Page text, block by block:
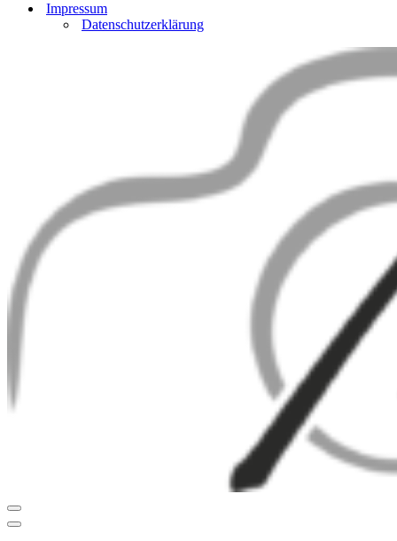
Impressum
Datenschutzerklärung
Navigationsmenü
Navigationsmenü